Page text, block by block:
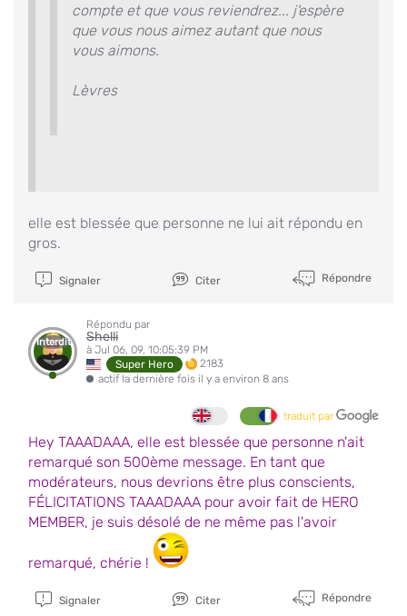
compte et que vous reviendrez... j'espère
que vous nous aimez autant que nous
vous aimons.
Lèvres
elle est blessée que personne ne lui ait répondu en
gros.
Signaler Citer Répondre
Interdit
Répondu par
Shelli
à Jul 06, 09, 10:05:39 PM
Super Hero
2183
actif la dernière fois il y a environ 8 ans
traduit par
Hey TAAADAAA, elle est blessée que personne n'ait
remarqué son 500ème message. En tant que
modérateurs, nous devrions être plus conscients,
FÉLICITATIONS TAAADAAA pour avoir fait de HERO
MEMBER, je suis désolé de ne même pas l'avoir
remarqué, chérie !
Signaler Citer Répondre